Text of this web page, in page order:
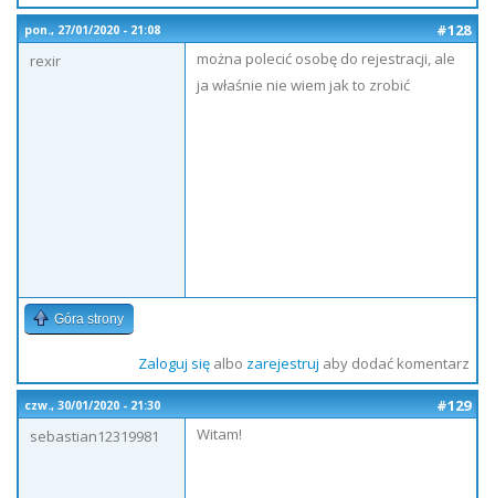
pon., 27/01/2020 - 21:08
#128
rexir
można polecić osobę do rejestracji, ale
ja właśnie nie wiem jak to zrobić
Góra strony
Zaloguj sięalbo zarejestruj aby dodać komentarz
czw., 30/01/2020 - 21:30
#129
sebastian12319981
Witam!